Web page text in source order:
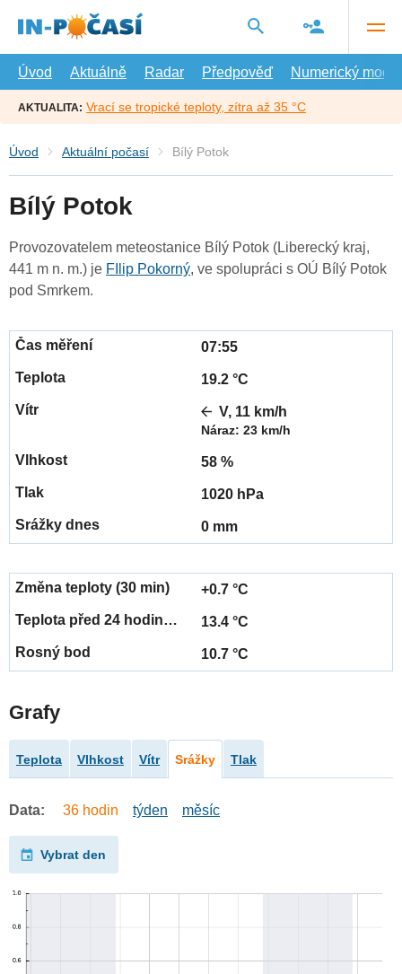
hlavní
Úvod
Aktuálně Radar Předpověď Numerický model
AKTUALITA: Vrací se tropické teploty, zítra až 35 °C
Úvod Aktuální počasí Bílý Potok
Bílý Potok
Provozovatelem meteostanice Bílý Potok (Liberecký kraj,
441 m n. m.) je FIlip Pokorný, ve spolupráci s OÚ Bílý Potok
pod Smrkem.
07:55
19.2 °C
V, 11 km/h
Náraz: 23 km/h
58 %
1020 hPa
0 mm
+0.7 °C
13.4 °C
10.7 °C
Grafy
Teplota Vlhkost Vítr Srážky Tlak
Data: 36 hodin týden měsíc
Vybrat den